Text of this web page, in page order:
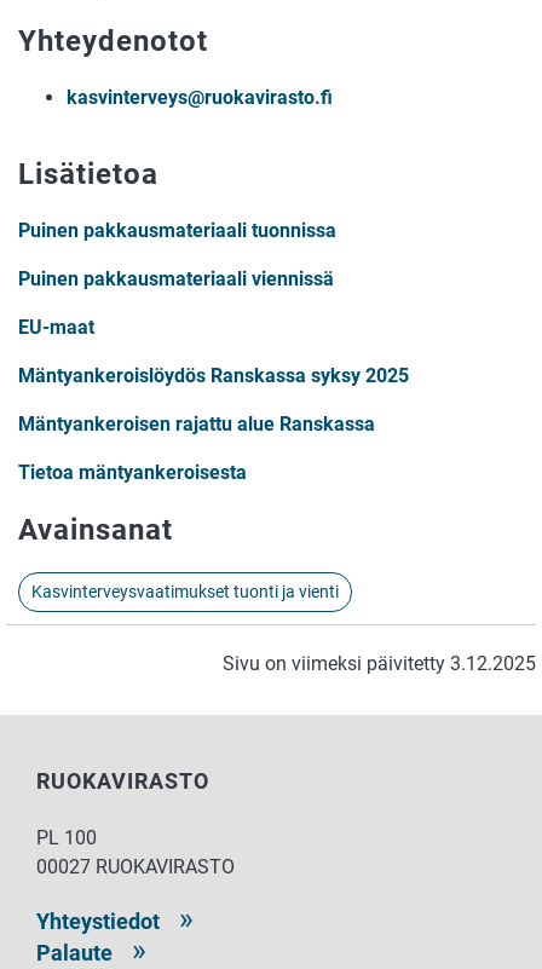
Yhteydenotot
kasvinterveys@ruokavirasto.fi
Lisätietoa
Puinen pakkausmateriaali tuonnissa
Puinen pakkausmateriaali viennissä
EU-maat
Mäntyankeroislöydös Ranskassa syksy 2025
Mäntyankeroisen rajattu alue Ranskassa
Tietoa mäntyankeroisesta
Avainsanat
Kasvinterveysvaatimukset tuonti ja vienti
Sivu on viimeksi päivitetty 3.12.2025
RUOKAVIRASTO
PL 100
00027 RUOKAVIRASTO
Yhteystiedot
Palaute